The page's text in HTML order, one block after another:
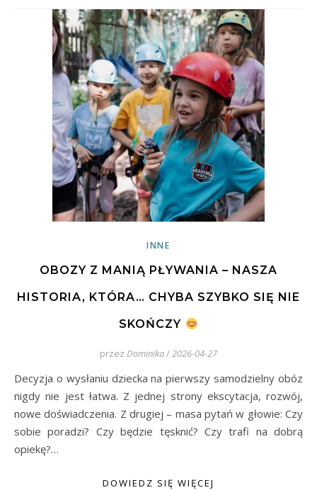
INNE
OBOZY Z MANIĄ PŁYWANIA – NASZA
HISTORIA, KTÓRA… CHYBA SZYBKO SIĘ NIE
SKOŃCZY
przez Dominika/2026-04-27
Decyzja o wysłaniu dziecka na pierwszy samodzielny obóz
nigdy nie jest łatwa. Z jednej strony ekscytacja, rozwój,
nowe doświadczenia. Z drugiej – masa pytań w głowie: Czy
sobie poradzi? Czy będzie tęsknić? Czy trafi na dobrą
opiekę?…
DOWIEDZ SIĘ WIĘCEJ